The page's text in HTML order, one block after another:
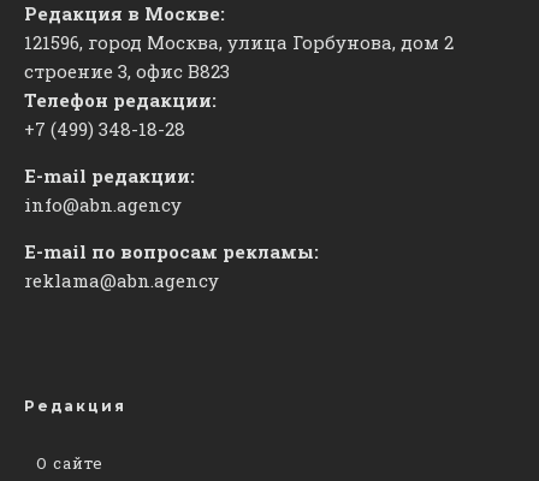
Редакция в Москве:
121596, город Москва, улица Горбунова, дом 2
строение 3, офис ​В823
Телефон редакции:
+7 (499) 348-18-28
E-mail редакции:
info@abn.agency
E-mail по вопросам рекламы:
reklama@abn.agency
Редакция
О сайте